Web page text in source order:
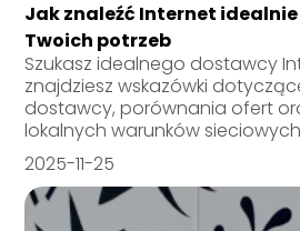
Jak znaleźć Internet
Twoich potrzeb
Szukasz idealnego dostawcy
znajdziesz wskazówki
dostawcy, porównania ofert
lokalnych warunków
2025-11-25